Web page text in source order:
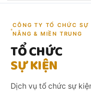
CÔNG TY TỔ CHỨC
NẴNG & MIỀN TRUNG
TỔ CHỨC
SỰ KIỆN
Dịch vụ tổ chức sự